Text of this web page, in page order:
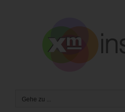
Gehe zu ...